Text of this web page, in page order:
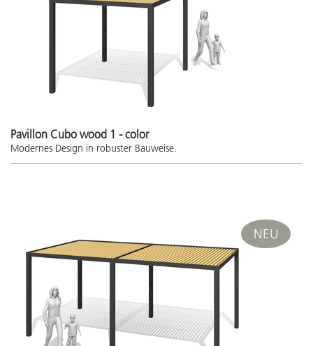
Pavillon Cubo wood 1 - color
Modernes Design in robuster Bauweise.
NEU